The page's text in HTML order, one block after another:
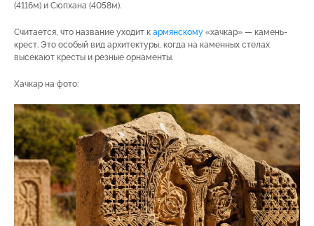
(4116м) и Сюпхана (4058м).
Считается, что название уходит к армянскому «хачкар» — камень-
крест. Это особый вид архитектуры, когда на каменных стелах
высекают кресты и резные орнаменты.
Хачкар на фото: